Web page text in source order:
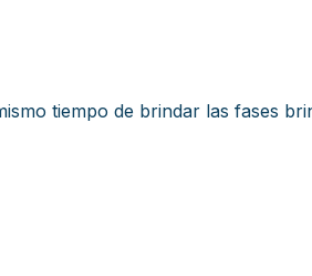
tiempo de brindar las fases